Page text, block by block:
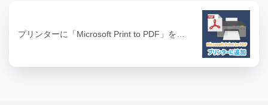
プリンターに「Microsoft Print to PDF」を…